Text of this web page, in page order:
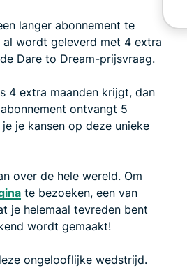
langer abonnement te
wordt geleverd met 4 extra
Dare to Dream-prijsvraag.
4 extra maanden krijgt, dan
ontvangt 5
je kansen op deze unieke
over de hele wereld. Om
te bezoeken, een van
je helemaal tevreden bent
wordt gemaakt!
ongelooflijke wedstrijd.